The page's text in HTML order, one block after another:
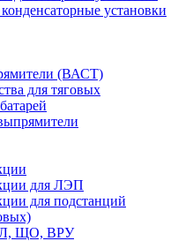
установки
(ВАСТ)
для тяговых
для ЛЭП
для подстанций
ЩО, ВРУ